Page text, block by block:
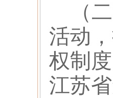
（
活动
权制
江苏